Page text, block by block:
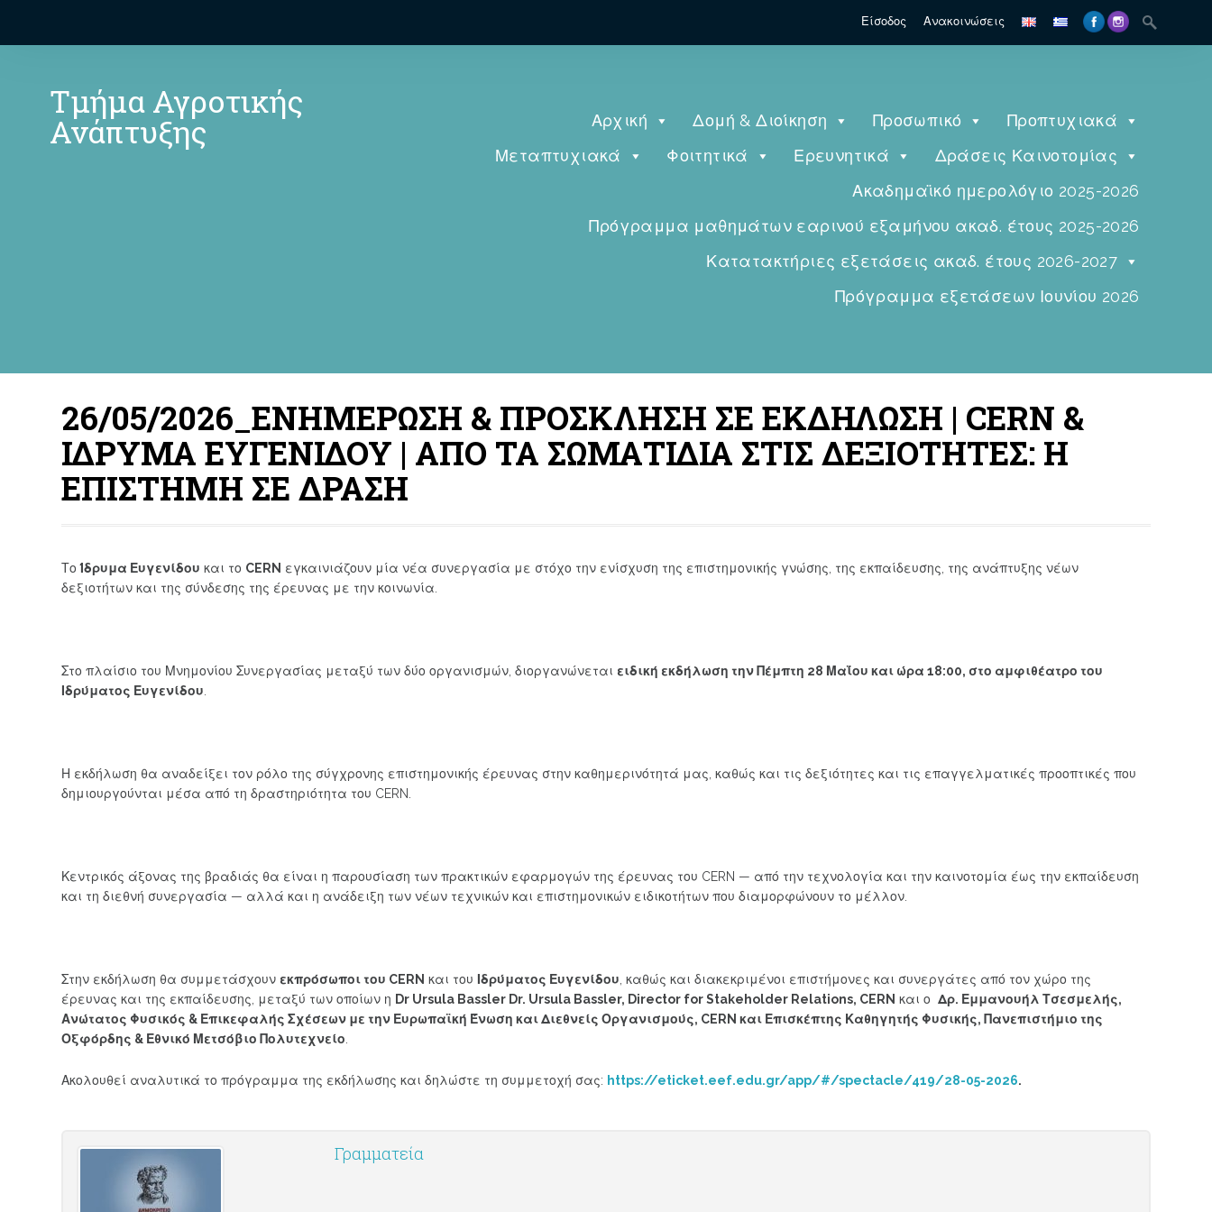
Είσοδος Ανακοινώσεις
Τμήμα Αγροτικής
Ανάπτυξης Αρχική Δομή & Διοίκηση Προσωπικό
Προπτυχιακά
Μεταπτυχιακά
Φοιτητικά Ερευνητικά
Δράσεις Καινοτομίας
Ακαδημαϊκό ημερολόγιο 2025-2026
Πρόγραμμα μαθημάτων εαρινού εξαμήνου ακαδ. έτους 2025-2026
Κατατακτήριες εξετάσεις ακαδ. έτους 2026-2027
Πρόγραμμα εξετάσεων Ιουνίου 2026
26/05/2026_ΕΝΗΜΕΡΩΣΗ & ΠΡΟΣΚΛΗΣΗ ΣΕ ΕΚΔΗΛΩΣΗ | CERN &
ΙΔΡΥΜΑ ΕΥΓΕΝΙΔΟΥ | ΑΠΟ ΤΑ ΣΩΜΑΤΙΔΙΑ ΣΤΙΣ ΔΕΞΙΟΤΗΤΕΣ: Η
ΕΠΙΣΤΗΜΗ ΣΕ ΔΡΑΣΗ
ΤοΊδρυμα Ευγενίδου και το CERN εγκαινιάζουν μία νέα συνεργασία με στόχο την ενίσχυση της επιστημονικής γνώσης, της εκπαίδευσης, της ανάπτυξης νέων
δεξιοτήτων και της σύνδεσης της έρευνας με την κοινωνία.
Στο πλαίσιο του Μνημονίου Συνεργασίας μεταξύ των δύο οργανισμών, διοργανώνεται ειδική εκδήλωση την Πέμπτη 28 Μαΐου και ώρα 18:00, στο αμφιθέατρο του
Ιδρύματος Ευγενίδου
Η εκδήλωση θα αναδείξει τον ρόλο της σύγχρονης επιστημονικής έρευνας στην καθημερινότητά μας, καθώς και τις δεξιότητες και τις επαγγελματικές προοπτικές που
δημιουργούνται μέσα από τη δραστηριότητα του CERN.
Κεντρικός άξονας της βραδιάς θα είναι η παρουσίαση των πρακτικών εφαρμογών της έρευνας του CERN — από την τεχνολογία και την καινοτομία έως την εκπαίδευση
και τη διεθνή συνεργασία — αλλά και η ανάδειξη των νέων τεχνικών και επιστημονικών ειδικοτήτων που διαμορφώνουν το μέλλον.
Στην εκδήλωση θα συμμετάσχουν εκπρόσωποι του CERN και του Ιδρύματος Ευγενίδου , καθώς και διακεκριμένοι επιστήμονες και συνεργάτες από τον χώρο της
έρευνας και της εκπαίδευσης, μεταξύ των οποίων η Dr Ursula Bassler Dr. Ursula Bassler, Director for Stakeholder Relations, CERN και οΔρ. Εμμανουήλ Τσεσμελής,
Ανώτατος Φυσικός & Επικεφαλής Σχέσεων με την Ευρωπαϊκή Ένωση και Διεθνείς Οργανισμούς, CERN και Επισκέπτης Καθηγητής Φυσικής, Πανεπιστήμιο της
Οξφόρδης & Εθνικό Μετσόβιο Πολυτεχνείο
Ακολουθεί αναλυτικά το πρόγραμμα της εκδήλωσης και δηλώστε τη συμμετοχή σας: https://eticket.eef.edu.gr/app/#/spectacle/419/28-05-2026.
Γραμματεία